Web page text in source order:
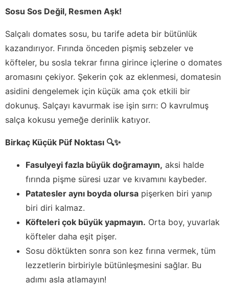
Sosu Sos Değil, Resmen Aşk!
Salçalı domates sosu, bu tarife adeta bir bütünlük
kazandırıyor. Fırında önceden pişmiş sebzeler ve
köfteler, bu sosla tekrar fırına girince içlerine o domates
aromasını çekiyor. Şekerin çok az eklenmesi, domatesin
asidini dengelemek için küçük ama çok etkili bir
dokunuş. Salçayı kavurmak ise işin sırrı: O kavrulmuş
salça kokusu yemeğe derinlik katıyor.
Birkaç Küçük Püf Noktası 🔍✨
Fasulyeyi fazla büyük doğramayın, aksi halde
fırında pişme süresi uzar ve kıvamını kaybeder.
Patatesler aynı boyda olursa pişerken biri yanıp
biri diri kalmaz.
Köfteleri çok büyük yapmayın. Orta boy, yuvarlak
köfteler daha eşit pişer.
Sosu döktükten sonra son kez fırına vermek, tüm
lezzetlerin birbiriyle bütünleşmesini sağlar. Bu
adımı asla atlamayın!